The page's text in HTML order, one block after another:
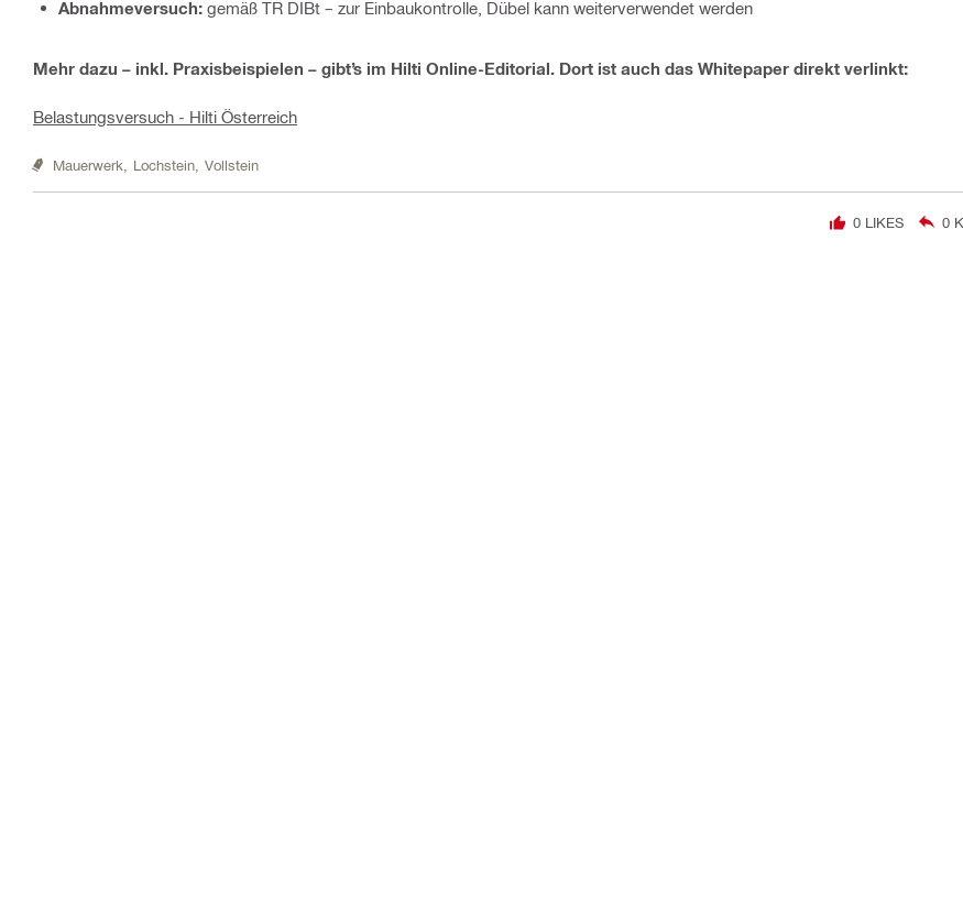
Abnahmeversuch: gemäß TR DIBt – zur Einbaukontrolle, Dübel kann weiterverwendet werden
Mehr dazu – inkl. Praxisbeispielen – gibt’s im Hilti Online-Editorial. Dort ist auch das Whitepaper direkt verlinkt:
Belastungsversuch - Hilti Österreich
Mauerwerk, Lochstein, Vollstein
0LIKES 0